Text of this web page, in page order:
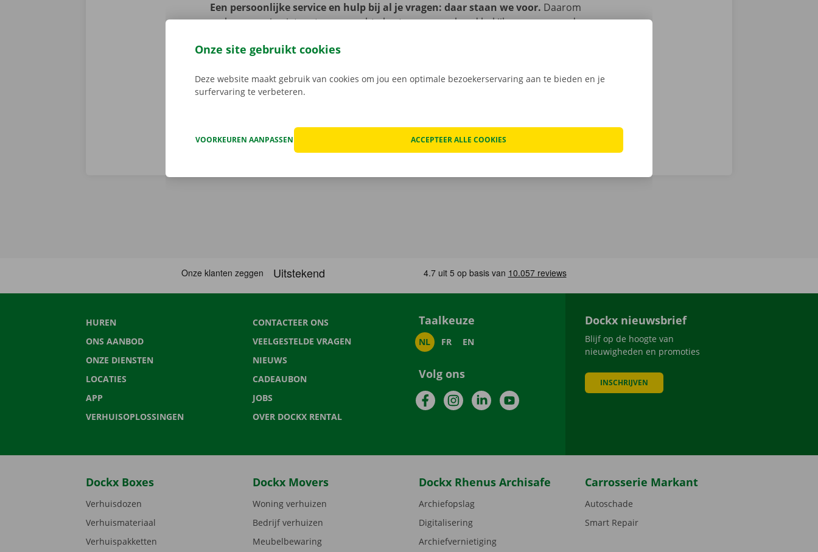
Een persoonlijke service en hulp bij al je vragen: daar staan we voor. Daarom
verbazen we je niet met onverwachte kosten: op voorhand bekijken we samen de
er niet op hopen, kan het voorkomen dat je huurwagen onderweg een technische fout
Europa. Zo vertrek je zorgeloos op pad met je huurauto.
HUREN
ONS AANBOD
ONZE DIENSTEN
LOCATIES
APP
VERHUISOPLOSSINGEN
CONTACTEER ONS
VEELGESTELDE VRAGEN
NIEUWS
CADEAUBON
JOBS
OVER DOCKX RENTAL
Taalkeuze
NL FR EN
Volg ons
FacebookInstagramLinkedInYouTube
Dockx nieuwsbrief
Blijf op de hoogte van
nieuwigheden en promoties
INSCHRIJVEN
Dockx Boxes
Verhuisdozen
Verhuismateriaal
Verhuispakketten
Dockx Movers
Woning verhuizen
Bedrijf verhuizen
Meubelbewaring
Dockx Rhenus Archisafe
Archiefopslag
Digitalisering
Archiefvernietiging
Carrosserie Markant
Autoschade
Smart Repair
Onze site gebruikt cookies
Deze website maakt gebruik van cookies om jou een optimale bezoekerservaring aan te bieden en je
surfervaring te verbeteren.
VOORKEUREN AANPASSEN ACCEPTEER ALLE COOKIES